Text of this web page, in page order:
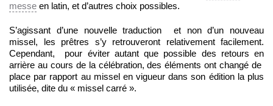
messe en latin, et d’autres choix possibles.
S’agissant d’une nouvelle traduction et non d’un nouveau
missel, les prêtres s’y retrouveront relativement facilement.
Cependant, pour éviter autant que possible des retours en
arrière au cours de la célébration, des éléments ont changé de
place par rapport au missel en vigueur dans son édition la plus
utilisée, dite du « missel carré ».